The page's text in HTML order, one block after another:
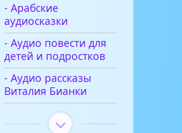
- Арабские
аудиосказки
- Аудио повести для
детей и подростков
- Аудио рассказы
Виталия Бианки